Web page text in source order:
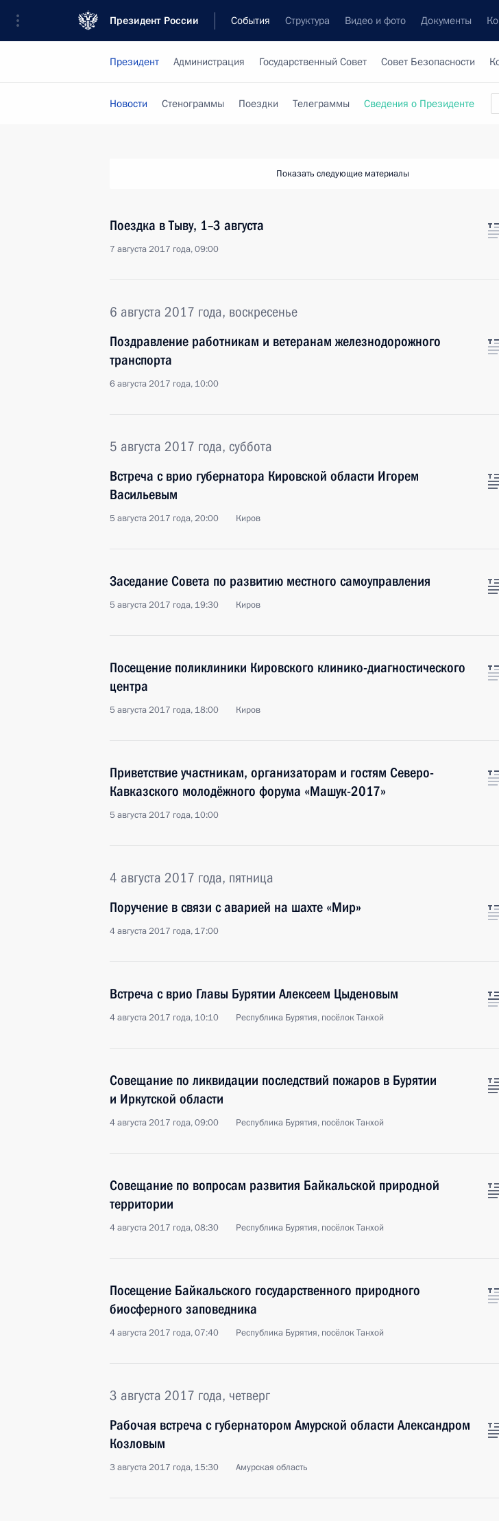
Президент России События Структура Видео и фото Документы
Президент Администрация Государственный Совет Совет Безопасности
Новости Стенограммы Поездки Телеграммы Сведения о Президенте
Показать следующие материалы
Поездка в Тыву, 1–3 августа
7 августа 2017 года, 09:00
6 августа 2017 года, воскресенье
Поздравление работникам и ветеранам железнодорожного
транспорта
6 августа 2017 года, 10:00
5 августа 2017 года, суббота
Встреча с врио губернатора Кировской области Игорем
Васильевым
5 августа 2017 года, 20:00 Киров
Заседание Совета по развитию местного самоуправления
5 августа 2017 года, 19:30 Киров
Посещение поликлиники Кировского клинико-диагностического
центра
5 августа 2017 года, 18:00 Киров
Приветствие участникам, организаторам и гостям Северо-
Кавказского молодёжного форума «Машук-2017»
5 августа 2017 года, 10:00
4 августа 2017 года, пятница
Поручение в связи с аварией на шахте «Мир»
4 августа 2017 года, 17:00
Встреча с врио Главы Бурятии Алексеем Цыденовым
4 августа 2017 года, 10:10 Республика Бурятия, посёлок Танхой
Совещание по ликвидации последствий пожаров в Бурятии
и Иркутской области
4 августа 2017 года, 09:00 Республика Бурятия, посёлок Танхой
Совещание по вопросам развития Байкальской природной
территории
4 августа 2017 года, 08:30 Республика Бурятия, посёлок Танхой
Посещение Байкальского государственного природного
биосферного заповедника
4 августа 2017 года, 07:40 Республика Бурятия, посёлок Танхой
3 августа 2017 года, четверг
Рабочая встреча с губернатором Амурской области Александром
Козловым
3 августа 2017 года, 15:30 Амурская область